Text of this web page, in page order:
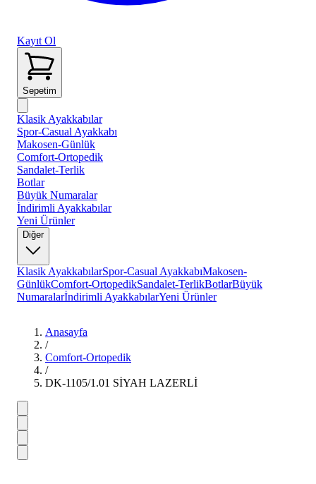
Kayıt Ol
Sepetim
Klasik Ayakkabılar
Spor-Casual Ayakkabı
Makosen-Günlük
Comfort-Ortopedik
Sandalet-Terlik
Botlar
Büyük Numaralar
İndirimli Ayakkabılar
Yeni Ürünler
Diğer
Klasik AyakkabılarSpor-Casual AyakkabıMakosen-
GünlükComfort-OrtopedikSandalet-TerlikBotlarBüyük
Numaralarİndirimli AyakkabılarYeni Ürünler
Anasayfa
/
Comfort-Ortopedik
/
DK-1105/1.01 SİYAH LAZERLİ